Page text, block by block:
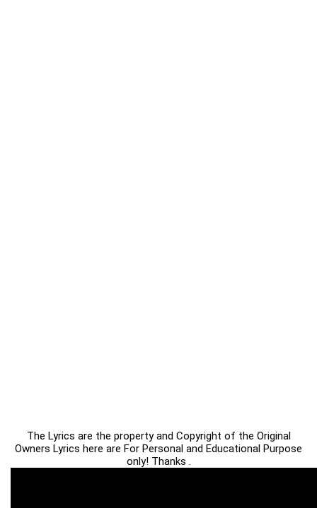
The Lyrics are the property and Copyright of the Original
Owners Lyrics here are For Personal and Educational Purpose
only! Thanks .